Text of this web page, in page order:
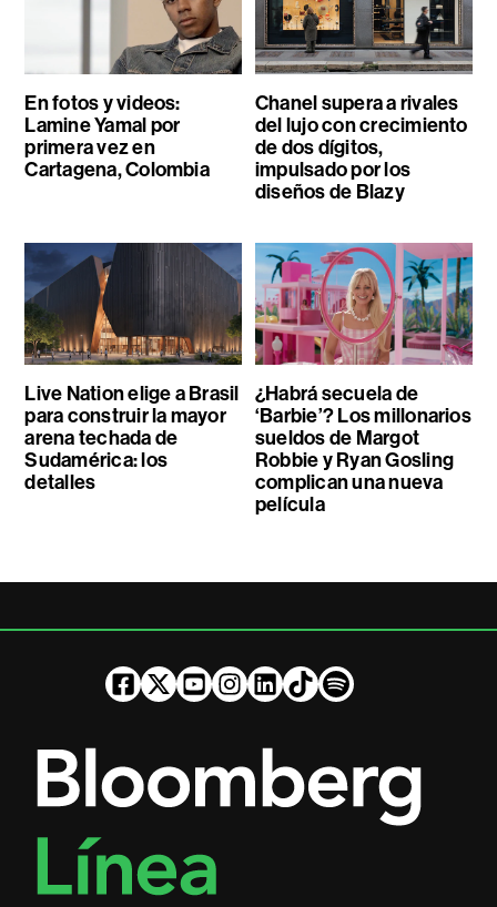
En fotos y videos:
Lamine Yamal por
primera vez en
Cartagena, Colombia
Chanel supera a rivales
del lujo con crecimiento
de dos dígitos,
impulsado por los
diseños de Blazy
Live Nation elige a Brasil
para construir la mayor
arena techada de
Sudamérica: los
detalles
¿Habrá secuela de
‘Barbie’? Los millonarios
sueldos de Margot
Robbie y Ryan Gosling
complican una nueva
película